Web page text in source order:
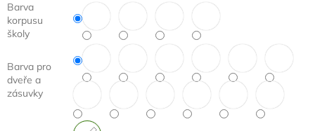
Barva
korpusu
školy
Barva pro
dveře a
zásuvky